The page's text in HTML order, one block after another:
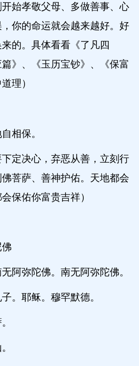
始孝敬父母、多做善事、心
你的命运就会越来越好。好
的。具体看看《了凡四
》、《玉历宝钞》、《保富
理）
相保。
下定决心，弃恶从善，立刻行
菩萨、善神护佑。天地都会
保佑你富贵吉祥）
阿弥陀佛。南无阿弥陀佛。
。耶稣。穆罕默德。